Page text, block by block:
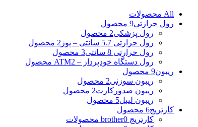
All محصولات
رول حرارتی9 محصول
رول پزشکی2 محصول
رول حرارتی 5.7 سانتی – پوز
2 محصول
رول حرارتی 8 سانتی
3 محصول
رول دستگاه خودپرداز – ATM 2 محصول
ریبون9 محصول
ریبون سوزنی2 محصول
ریبون صدورکارت2 محصول
ریبون لیبل5 محصول
کارتریج6 محصول
کارتریج brother 0 محصولات